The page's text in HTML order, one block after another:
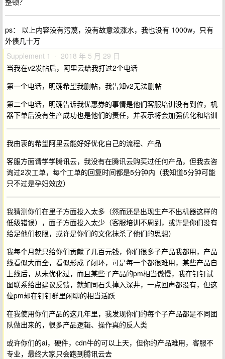
ps： 以上内容没有污蔑，没有故意泼涨水，我也没有 1000w，只有
外债几十万
Supplement 1 · 2018 年 5 月 29 日
当我在v2发帖后，阿里云给我打过2个电话
第一个电话，明确希望我删帖，我告知v2无法删帖
第二个电话，明确告诉我优惠券的事情是他们客服培训没有到位，机
器下单后没有生产成功也是他们的责任，并表示将会加强优化和培训
我由衷的希望阿里云能好好优化自己的流程、产品
客服方面请学学腾讯云，我没有在腾讯云购买过任何产品，但我去咨
询过2次工单，每个工单的回复时间都是5分钟内（我知道5分钟可能
只不过是孕妇效应）
我猜测你们在里子方面投入太多（然而还是出现生产不出机器这样的
低级错误），面子方面投入太少（客服培训不周到，或许是你们没有
给足他们权限，或许是你们的文化抹杀了他们的思想）
我每个月就只给你们贡献了几百元钱，你们很多子产品我都用，产品
线看似大而全，看似形成了闭环，可是每一个都很难用，某些产品自
上线后，从未优化过，而且某些子产品的pm相当傲慢，我在钉钉试
图联系给出建议反馈，就如同石头掉入深井，一点回声都没有，但这
位pm却在钉钉群里闲聊的相当活跃
在我使用你们产品的这几年里，我发现你们的每个子产品都是不同团
队做出来的，很多产品逻辑、操作真的反人类
或许你们的ai，硬件，cdn牛的可以上天，但你的产品难用，客服不
专业，最终大家只会跑到腾讯云去